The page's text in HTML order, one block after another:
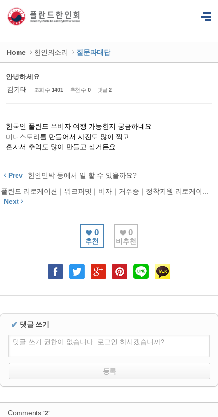
Home 한인의소리 질문과대답
안녕하세요
김기태
조회 수 1401 추천 수 0 댓글 2
한국인 폴란드 무비자 여행 가능한지 궁금하네요
미니스토리를 만들어서 사진도 많이 찍고
혼자서 추억도 많이 만들고 싶거든요.
Prev 한인민박 등에서 일 할 수 있을까요?
폴란드 리로케이션｜워크퍼밋｜비자｜거주증｜정착지원 리로케이...
Next
0
추천
0
비추천
✔ 댓글 쓰기
댓글 쓰기 권한이 없습니다. 로그인 하시겠습니까?
Comments '2'